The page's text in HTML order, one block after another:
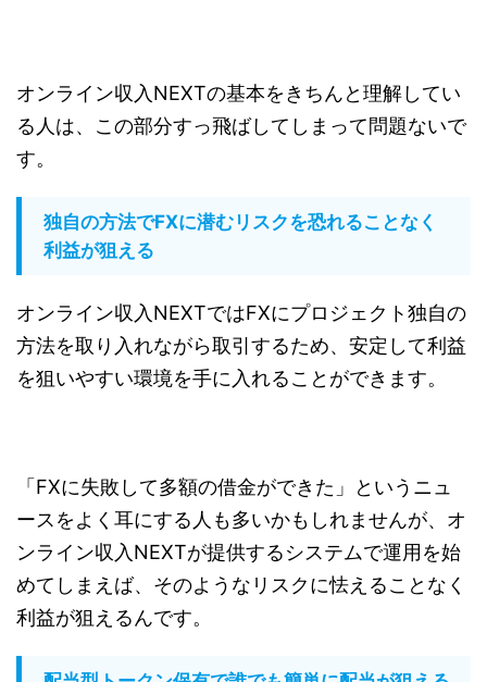
オンライン収入NEXTの基本をきちんと理解してい
る人は、この部分すっ飛ばしてしまって問題ないで
す。
独自の方法でFXに潜むリスクを恐れることなく
利益が狙える
オンライン収入NEXTではFXにプロジェクト独自の
方法を取り入れながら取引するため、安定して利益
を狙いやすい環境を手に入れることができます。
「FXに失敗して多額の借金ができた」というニュ
ースをよく耳にする人も多いかもしれませんが、オ
ンライン収入NEXTが提供するシステムで運用を始
めてしまえば、そのようなリスクに怯えることなく
利益が狙えるんです。